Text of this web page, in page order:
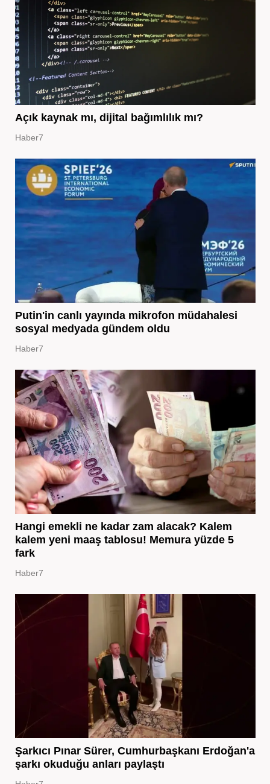
Açık kaynak mı, dijital bağımlılık mı?
Haber7
Putin'in canlı yayında mikrofon müdahalesi
sosyal medyada gündem oldu
Haber7
Hangi emekli ne kadar zam alacak? Kalem
kalem yeni maaş tablosu! Memura yüzde 5
fark
Haber7
Şarkıcı Pınar Sürer, Cumhurbaşkanı Erdoğan'a
şarkı okuduğu anları paylaştı